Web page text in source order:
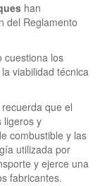
han
del Reglamento
cuestiona los
viabilidad técnica
que el
ligeros y
combustible y las
utilizada por
y ejerce una
fabricantes.